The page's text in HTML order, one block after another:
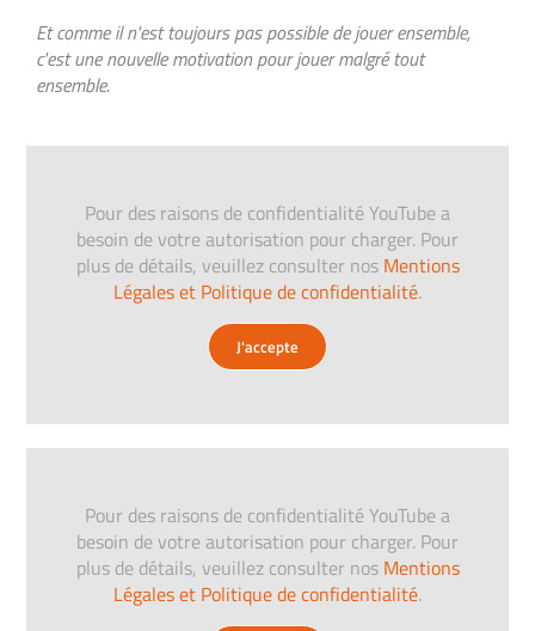
Et comme il n'est toujours pas possible de jouer ensemble,
c'est une nouvelle motivation pour jouer malgré tout
ensemble.
Pour des raisons de confidentialité YouTube a
besoin de votre autorisation pour charger. Pour
plus de détails, veuillez consulter nos Mentions
Légales et Politique de confidentialité.
J'accepte
Pour des raisons de confidentialité YouTube a
besoin de votre autorisation pour charger. Pour
plus de détails, veuillez consulter nos Mentions
Légales et Politique de confidentialité.